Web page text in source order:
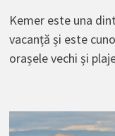
Kemer este una
vacanță și este
orașele vechi și